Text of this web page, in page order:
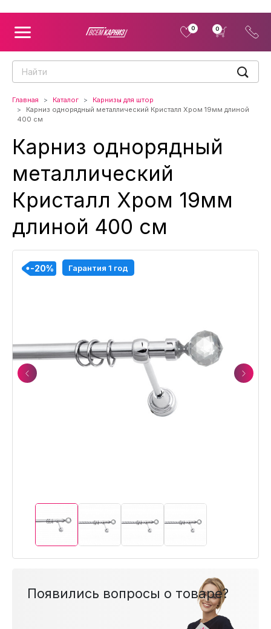
0 0
Главная Каталог
Карнизы для штор
Карниз однорядный металлический Кристалл Хром 19мм длиной
400 см
Карниз однорядный
металлический
Кристалл Хром 19мм
длиной 400 см
Previous
-20% Гарантия 1 год
-20%
-20%
-20%
Next
Появились вопросы о товаре?